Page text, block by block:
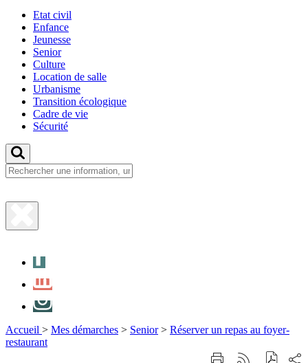
Etat civil
Enfance
Jeunesse
Senior
Culture
Location de salle
Urbanisme
Transition écologique
Cadre de vie
Sécurité
Fermer
Accueil > Mes démarches > Senior > Réserver un repas au foyer-
restaurant
ImprimerGénérer